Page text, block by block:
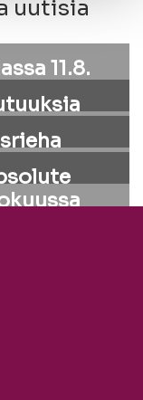
uutisia
11.8.